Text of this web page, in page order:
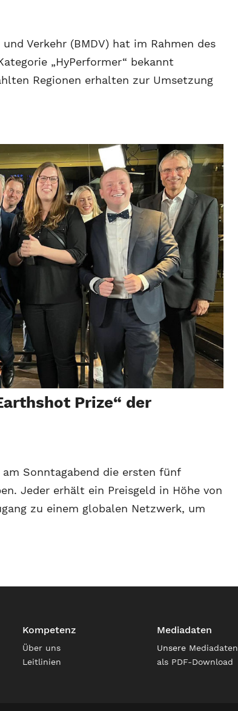
Verkehr (BMDV) hat im Rahmen des
„HyPerformer“ bekannt
Regionen erhalten zur Umsetzung
Prize“ der
Sonntagabend die ersten fünf
Jeder erhält ein Preisgeld in Höhe von
zu einem globalen Netzwerk, um
Kompetenz
Über uns
Leitlinien
Mediadaten
Unsere Mediadaten
als PDF-Download